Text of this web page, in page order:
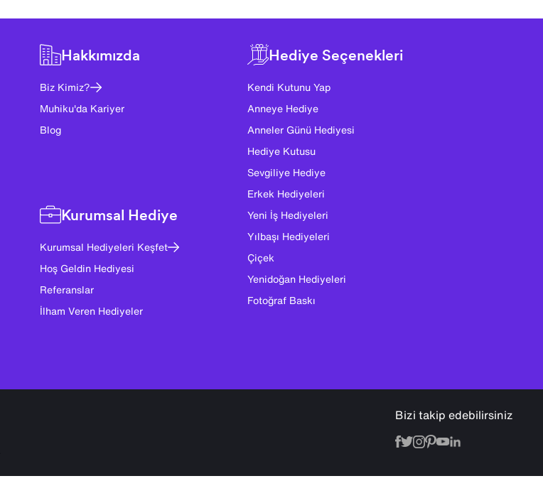
Hakkımızda
Biz Kimiz?
Muhiku'da Kariyer
Blog
Kurumsal Hediye
Kurumsal Hediyeleri Keşfet
Hoş Geldin Hediyesi
Referanslar
İlham Veren Hediyeler
Hediye Seçenekleri
Kendi Kutunu Yap
Anneye Hediye
Anneler Günü Hediyesi
Hediye Kutusu
Sevgiliye Hediye
Erkek Hediyeleri
Yeni İş Hediyeleri
Yılbaşı Hediyeleri
Çiçek
Yenidoğan Hediyeleri
Fotoğraf Baskı
Bizi takip edebilirsiniz